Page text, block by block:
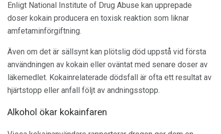
Enligt National Institute of Drug Abuse kan upprepade
doser kokain producera en toxisk reaktion som liknar
amfetaminförgiftning.
Även om det är sällsynt kan plötslig död uppstå vid första
användningen av kokain eller oväntat med senare doser av
läkemedlet. Kokainrelaterade dödsfall är ofta ett resultat av
hjärtstopp eller anfall följt av andningsstopp.
Alkohol ökar kokainfaren